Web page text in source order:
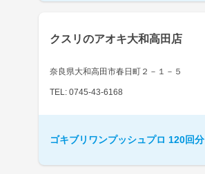
クスリのアオキ大和高田店
奈良県大和高田市春日町２－１－５
TEL: 0745-43-6168
ゴキブリワンプッシュプロ 120回分